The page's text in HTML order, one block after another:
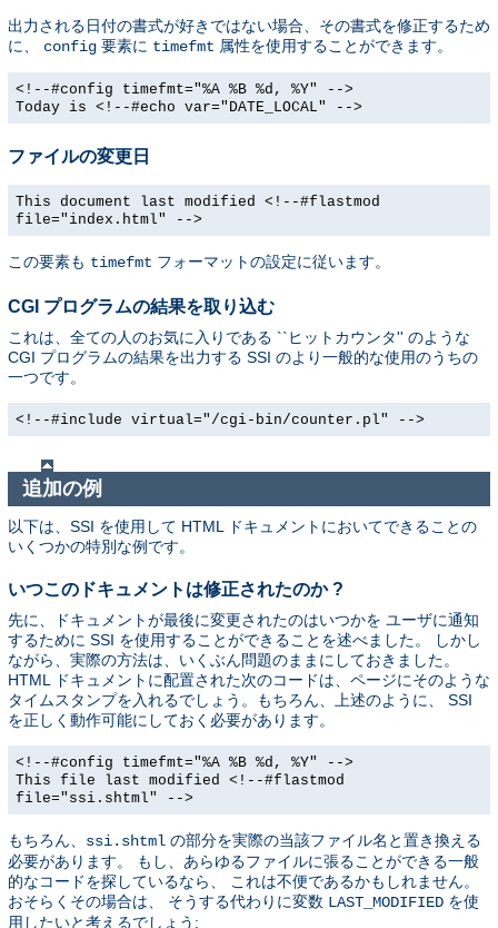
出力される日付の書式が好きではない場合、その書式を修正するため
に、 config 要素に timefmt 属性を使用することができます。
<!--#config timefmt="%A %B %d, %Y" -->
Today is <!--#echo var="DATE_LOCAL" -->
ファイルの変更日
This document last modified <!--#flastmod
file="index.html" -->
この要素も timefmt フォーマットの設定に従います。
CGI プログラムの結果を取り込む
これは、全ての人のお気に入りである ``ヒットカウンタ'' のような
CGI プログラムの結果を出力する SSI のより一般的な使用のうちの
一つです。
<!--#include virtual="/cgi-bin/counter.pl" -->
追加の例
以下は、SSI を使用して HTML ドキュメントにおいてできることの
いくつかの特別な例です。
いつこのドキュメントは修正されたのか ?
先に、ドキュメントが最後に変更されたのはいつかを ユーザに通知
するために SSI を使用することができることを述べました。 しかし
ながら、実際の方法は、いくぶん問題のままにしておきました。
HTML ドキュメントに配置された次のコードは、ページにそのような
タイムスタンプを入れるでしょう。もちろん、上述のように、 SSI
を正しく動作可能にしておく必要があります。
<!--#config timefmt="%A %B %d, %Y" -->
This file last modified <!--#flastmod
file="ssi.shtml" -->
もちろん、 ssi.shtml の部分を実際の当該ファイル名と置き換える
必要があります。 もし、あらゆるファイルに張ることができる一般
的なコードを探しているなら、 これは不便であるかもしれません。
おそらくその場合は、 そうする代わりに変数 LAST_MODIFIED を使
用したいと考えるでしょう: